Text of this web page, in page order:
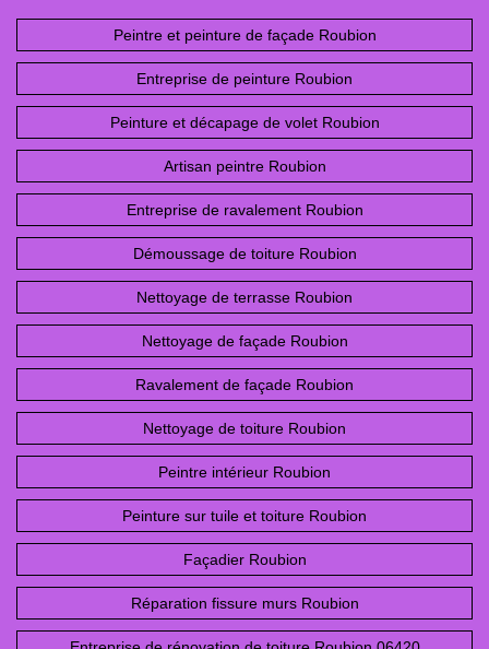
Peintre et peinture de façade Roubion
Entreprise de peinture Roubion
Peinture et décapage de volet Roubion
Artisan peintre Roubion
Entreprise de ravalement Roubion
Démoussage de toiture Roubion
Nettoyage de terrasse Roubion
Nettoyage de façade Roubion
Ravalement de façade Roubion
Nettoyage de toiture Roubion
Peintre intérieur Roubion
Peinture sur tuile et toiture Roubion
Façadier Roubion
Réparation fissure murs Roubion